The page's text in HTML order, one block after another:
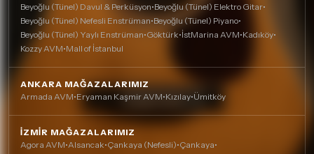
Beyoğlu (Tünel) Davul & Perküsyon•Beyoğlu (Tünel) Elektro Gitar•
Beyoğlu (Tünel) Nefesli Enstrüman•Beyoğlu (Tünel) Piyano•
Beyoğlu (Tünel) Yaylı Enstrüman•Göktürk•İstMarina AVM•Kadıköy•
Kozzy AVM•Mall of İstanbul
ANKARA MAĞAZALARIMIZ
Armada AVM•Eryaman Kaşmir AVM•Kızılay•Ümitköy
İZMIR MAĞAZALARIMIZ
Agora AVM•Alsancak•Çankaya (Nefesli)•Çankaya•